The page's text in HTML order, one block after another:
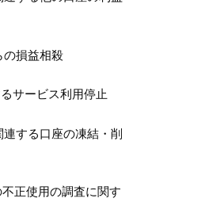
の損益相殺
サービス利用停止
連する口座の凍結・削
正使用の調査に関す